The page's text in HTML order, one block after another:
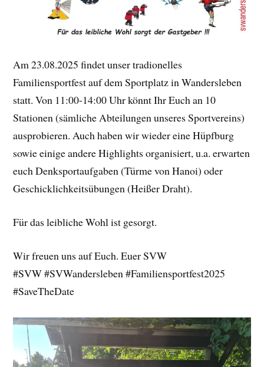
Am 23.08.2025 findet unser tradionelles
Familiensportfest auf dem Sportplatz in Wandersleben
statt. Von 11:00-14:00 Uhr könnt Ihr Euch an 10
Stationen (sämliche Abteilungen unseres Sportvereins)
ausprobieren. Auch haben wir wieder eine Hüpfburg
sowie einige andere Highlights organisiert, u.a. erwarten
euch Denksportaufgaben (Türme von Hanoi) oder
Geschicklichkeitsübungen (Heißer Draht).
Für das leibliche Wohl ist gesorgt.
Wir freuen uns auf Euch. Euer SVW
#SVW #SVWandersleben #Familiensportfest2025
#SaveTheDate